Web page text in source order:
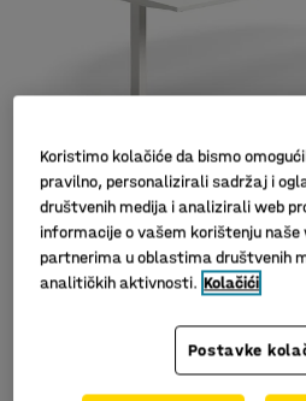
Koristimo kolačiće da bismo
pravilno, personalizirali sadržaj i
društvenih medija i analizirali web
informacije o vašem korištenju naše
partnerima u oblastima društvenih
analitičkih aktivnosti. Kolačići
Postavke